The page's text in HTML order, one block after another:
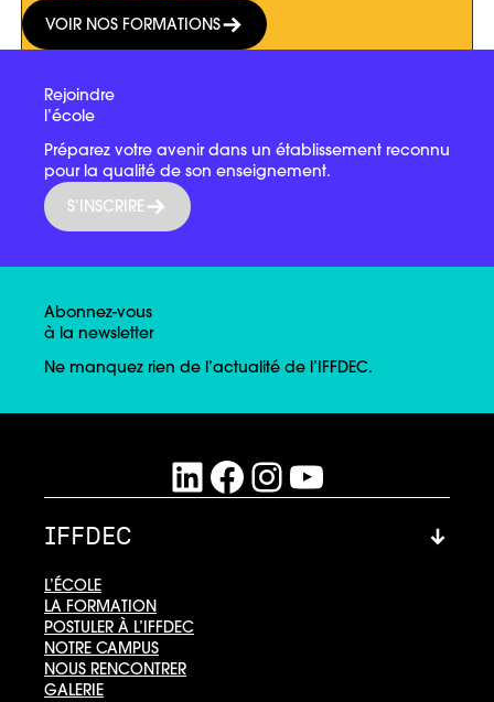
VOIR NOS FORMATIONS
Rejoindre
l’école
Préparez votre avenir dans un établissement reconnu
pour la qualité de son enseignement.
S’INSCRIRE
Abonnez-vous
à la newsletter
Ne manquez rien de l’actualité de l’IFFDEC.
LinkedIn
Facebook
Instagram
YouTube
IFFDEC
L’ÉCOLE
LA FORMATION
POSTULER À L’IFFDEC
NOTRE CAMPUS
NOUS RENCONTRER
GALERIE